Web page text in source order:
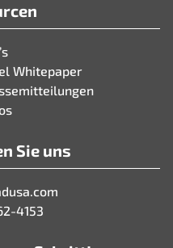
Whitepaper
Sie uns
4153